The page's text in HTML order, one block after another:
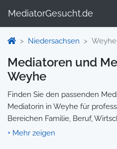
MediatorGesucht.de
Niedersachsen Weyhe
Mediatoren und
Weyhe
Finden Sie den passenden
Mediatorin in Weyhe für
Bereichen Familie, Beruf,
enthält Informationen zu